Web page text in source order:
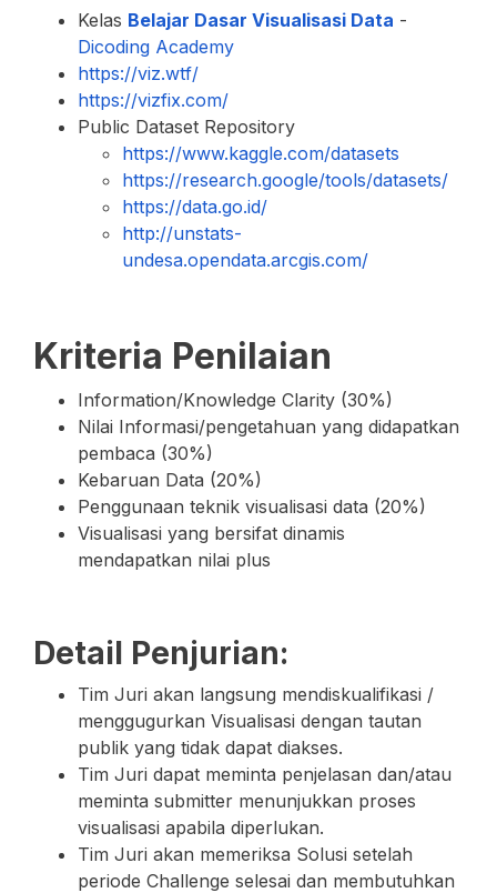
Kelas Belajar Dasar Visualisasi Data -
Dicoding Academy
https://viz.wtf/
https://vizfix.com/
Public Dataset Repository
https://www.kaggle.com/datasets
https://research.google/tools/datasets/
https://data.go.id/
http://unstats-
undesa.opendata.arcgis.com/
Kriteria Penilaian
Information/Knowledge Clarity (30%)
Nilai Informasi/pengetahuan yang didapatkan
pembaca (30%)
Kebaruan Data (20%)
Penggunaan teknik visualisasi data (20%)
Visualisasi yang bersifat dinamis
mendapatkan nilai plus
Detail Penjurian:
Tim Juri akan langsung mendiskualifikasi /
menggugurkan Visualisasi dengan tautan
publik yang tidak dapat diakses.
Tim Juri dapat meminta penjelasan dan/atau
meminta submitter menunjukkan proses
visualisasi apabila diperlukan.
Tim Juri akan memeriksa Solusi setelah
periode Challenge selesai dan membutuhkan